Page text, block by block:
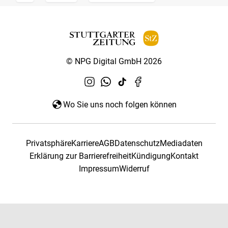
© NPG Digital GmbH 2026
Wo Sie uns noch folgen können
PrivatsphäreKarriereAGBDatenschutzMediadaten
Erklärung zur BarrierefreiheitKündigungKontakt
ImpressumWiderruf